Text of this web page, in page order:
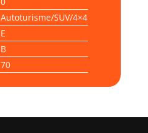
Autoturisme/SUV/4×4
E
B
70